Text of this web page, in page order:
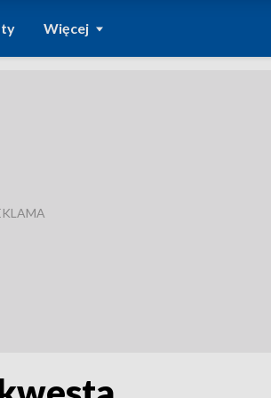
Więcej